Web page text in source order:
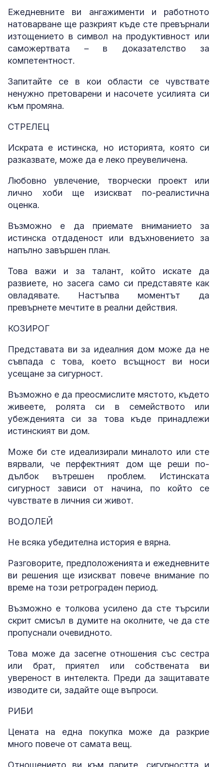
Ежедневните ви ангажименти и работното
натоварване ще разкрият къде сте превърнали
изтощението в символ на продуктивност или
саможертвата – в доказателство за
компетентност.
Запитайте се в кои области се чувствате
ненужно претоварени и насочете усилията си
към промяна.
СТРЕЛЕЦ
Искрата е истинска, но историята, която си
разказвате, може да е леко преувеличена.
Любовно увлечение, творчески проект или
лично хоби ще изискват по-реалистична
оценка.
Възможно е да приемате вниманието за
истинска отдаденост или вдъхновението за
напълно завършен план.
Това важи и за талант, който искате да
развиете, но засега само си представяте как
овладявате. Настъпва моментът да
превърнете мечтите в реални действия.
КОЗИРОГ
Представата ви за идеалния дом може да не
съвпада с това, което всъщност ви носи
усещане за сигурност.
Възможно е да преосмислите мястото, където
живеете, ролята си в семейството или
убежденията си за това къде принадлежи
истинският ви дом.
Може би сте идеализирали миналото или сте
вярвали, че перфектният дом ще реши по-
дълбок вътрешен проблем. Истинската
сигурност зависи от начина, по който се
чувствате в личния си живот.
ВОДОЛЕЙ
Не всяка убедителна история е вярна.
Разговорите, предположенията и ежедневните
ви решения ще изискват повече внимание по
време на този ретрограден период.
Възможно е толкова усилено да сте търсили
скрит смисъл в думите на околните, че да сте
пропуснали очевидното.
Това може да засегне отношения със сестра
или брат, приятел или собствената ви
увереност в интелекта. Преди да защитавате
изводите си, задайте още въпроси.
РИБИ
Цената на една покупка може да разкрие
много повече от самата вещ.
Отношението ви към парите, сигурността и